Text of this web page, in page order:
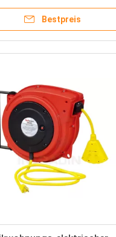
Bestpreis